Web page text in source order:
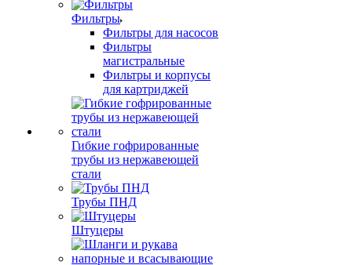
Фильтры
Фильтры для насосов
Фильтры
магистральные
Фильтры и корпусы
для картриджей
Гибкие гофрированные
трубы из нержавеющей
стали
Трубы ПНД
Штуцеры